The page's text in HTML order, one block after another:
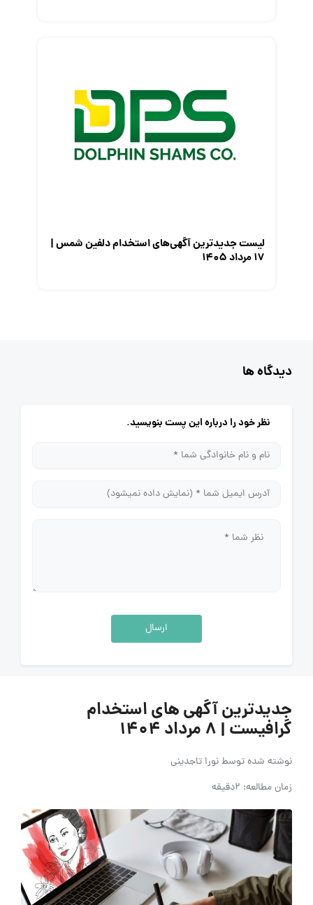
لیست جدیدترین آگهی‌های استخدام دلفین شمس |
۱۷ مرداد ۱۴۰۵
دیدگاه ها
نظر خود را درباره این پست بنویسید.
ارسال
جدیدترین آگهی های استخدام
گرافیست | 8 مرداد 1404
نوشته شده توسطنورا تاجدینی
زمان مطالعه: 2دقیقه